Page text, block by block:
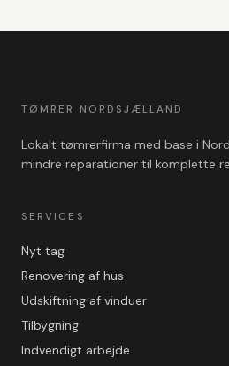
TØMRER NORDSJÆLLAND
Lokalt tømrerfirma med base i
mindre reparationer til komplette
SERVICES
Nyt tag
Renovering af hus
Udskiftning af vinduer
Tilbygning
Indvendigt arbejde